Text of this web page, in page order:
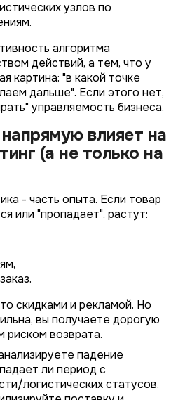
узлов по
алгоритма
действий, а тем, что у
картина: "в какой точке
дальше". Если этого нет,
управляемость бизнеса.
влияет на
(а не только на
- часть опыта. Если товар
или "пропадает", растут:
скидками и рекламой. Но
вы получаете дорогую
возврата.
падение
ли период с
логистических статусов.